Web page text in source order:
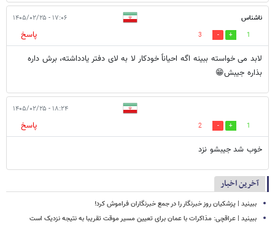
ناشناس ۱۷:۰۶ - ۱۴۰۵/۰۲/۲۵
1
3
پاسخ
لابد می خواسته ببینه اگه احیاناً خودکار لا به لای دفتر یادداشته، برش داره
بذاره جیبش😁
۱۸:۲۴ - ۱۴۰۵/۰۲/۲۵
1
2
پاسخ
خوب شد جیبشو نزد
آخرین اخبار
ببینید | پزشکیان روز خبرنگار را در جمع خبرنگاران فراموش کرد!
ببینید | عراقچی: مذاکرات با عمان برای تعیین مسیر موقت تقریبا به نتیجه نزدیک است